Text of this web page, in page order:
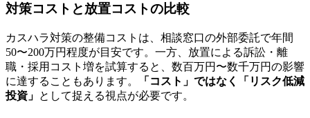
対策コストと放置コストの比較
カスハラ対策の整備コストは、相談窓口の外部委託で年間
50〜200万円程度が目安です。一方、放置による訴訟・離
職・採用コスト増を試算すると、数百万円〜数千万円の影響
に達することもあります。
「コスト」ではなく「リスク低減
投資」 として捉える視点が必要です。